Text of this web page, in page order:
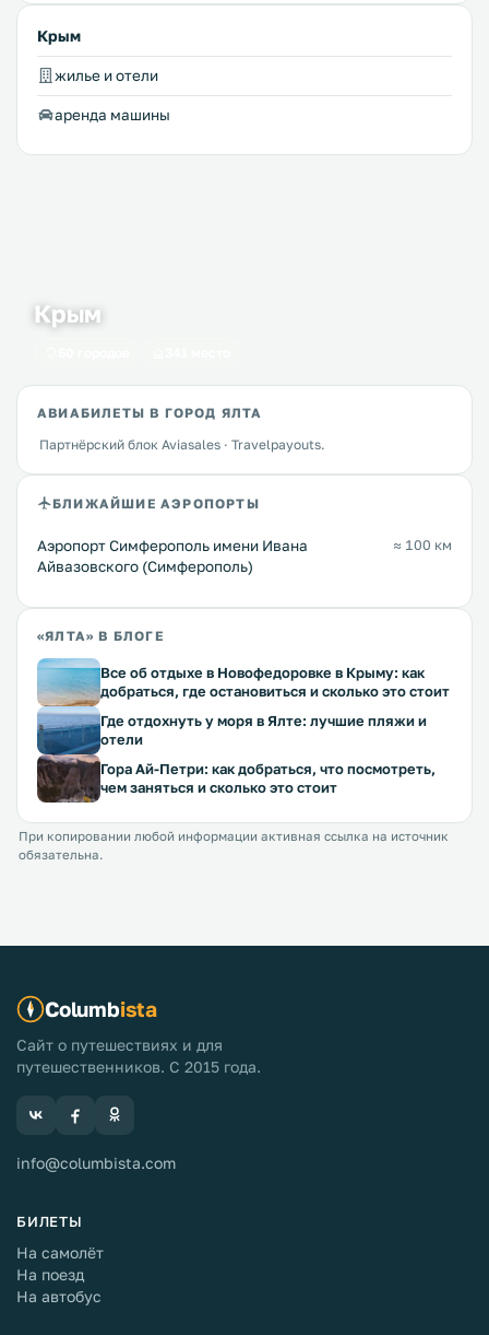
Крым
жилье и отели
аренда машины
Крым
АВИАБИЛЕТЫ В ГОРОД ЯЛТА
Партнёрский блок Aviasales · Travelpayouts.
БЛИЖАЙШИЕ АЭРОПОРТЫ
Аэропорт Симферополь имени Ивана
Айвазовского (Симферополь)
≈ 100 км
«ЯЛТА» В БЛОГЕ
Все об отдыхе в Новофедоровке в Крыму: как
добраться, где остановиться и сколько это стоит
Где отдохнуть у моря в Ялте: лучшие пляжи и
отели
Гора Ай-Петри: как добраться, что посмотреть,
чем заняться и сколько это стоит
При копировании любой информации активная ссылка на источник
обязательна.
Columbista
Сайт о путешествиях и для
путешественников. С 2015 года.
info@columbista.com
БИЛЕТЫ
На самолёт
На поезд
На автобус